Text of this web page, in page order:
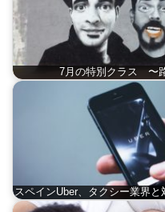
7月の特別クラス 〜
スペインUber、タクシー業界と